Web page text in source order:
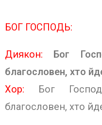
БОГ ГОСПОДЬ:
Диякон:
Бог
благословен, хто
Хор: Бог
благословен, хто